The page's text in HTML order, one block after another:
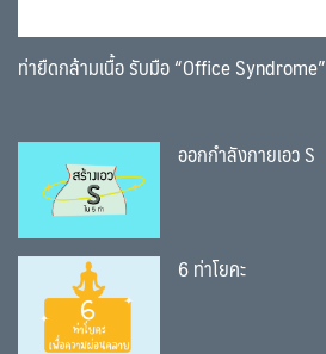
ท่ายืดกล้ามเนื้อ รับมือ “Office Syndrome”
ออกกำลังกายเอว S
6 ท่าโยคะ